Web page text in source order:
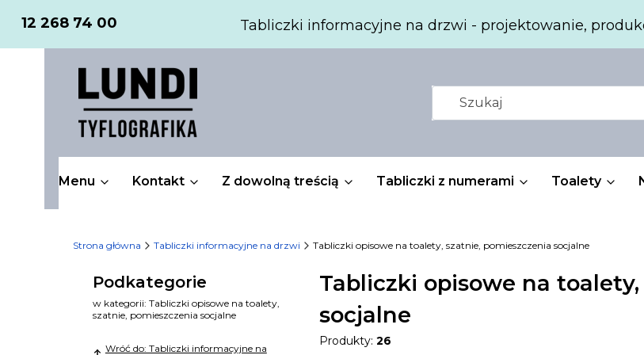
12 268 74 00 Tabliczki informacyjne na drzwi - projektowanie,
Menu Kontakt Z dowolną treścią Tabliczki z numerami Toalety
Strona główna Tabliczki informacyjne na drzwi Tabliczki opisowe na toalety, szatnie, pomieszczenia socjalne
Podkategorie
w kategorii: Tabliczki opisowe na toalety,
szatnie, pomieszczenia socjalne
Wróć do: Tabliczki informacyjne na
Tabliczki opisowe na
socjalne
Produkty: 26